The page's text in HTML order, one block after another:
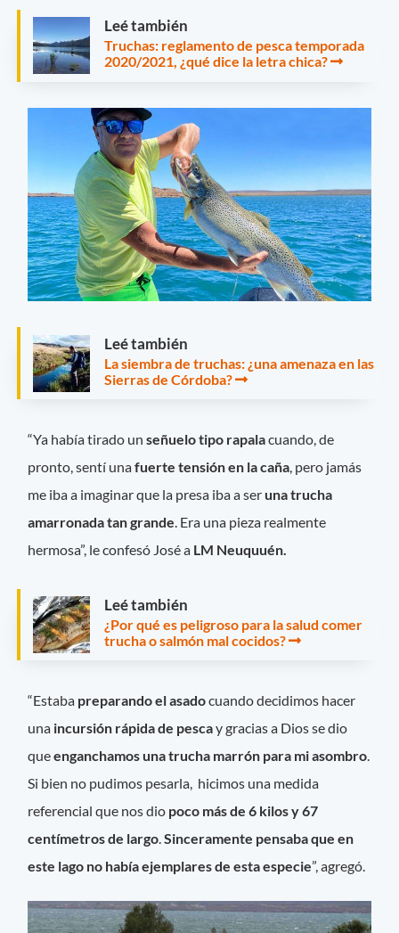
Leé también
Truchas: reglamento de pesca temporada
2020/2021, ¿qué dice la letra chica?
Leé también
La siembra de truchas: ¿una amenaza en las
Sierras de Córdoba?
“Ya había tirado unseñuelo tipo rapalacuando, de
pronto, sentí unafuerte tensión en la caña , pero jamás
me iba a imaginar que la presa iba a ser una trucha
amarronada tan grande . Era una pieza realmente
hermosa”, le confesó José a LM Neuquuén.
Leé también
¿Por qué es peligroso para la salud comer
trucha o salmón mal cocidos?
“Estaba preparando el asadocuando decidimos hacer
una incursión rápida de pescay gracias a Dios se dio
queenganchamos una trucha marrón para mi asombro.
Si bien no pudimos pesarla, hicimos una medida
referencial que nos dio poco más de 6 kilos y 67
centímetros de largo.Sinceramente pensaba que en
este lago no había ejemplares de esta especie”, agregó.